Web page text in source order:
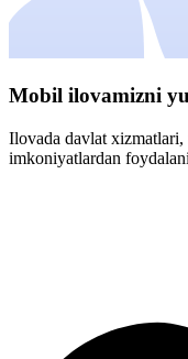
Mobil ilovamizni
Ilovada davlat
imkoniyatlardan